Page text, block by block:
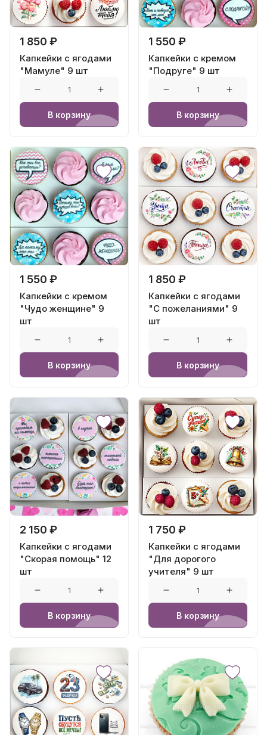
1 850 ₽
Капкейки с ягодами
"Мамуле" 9 шт
В корзину
1 550 ₽
Капкейки с кремом
"Подруге" 9 шт
В корзину
1 550 ₽
Капкейки с кремом
"Чудо женщине" 9
шт
В корзину
1 850 ₽
Капкейки с ягодами
"С пожеланиями" 9
шт
В корзину
2 150 ₽
Капкейки с ягодами
"Скорая помощь" 12
шт
В корзину
1 750 ₽
Капкейки с ягодами
"Для дорогого
учителя" 9 шт
В корзину